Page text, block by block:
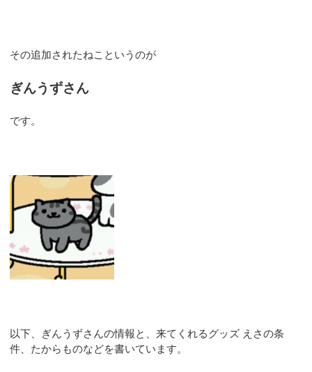
その追加されたねこというのが
ぎんうずさん
です。
以下、ぎんうずさんの情報と、来てくれるグッズ えさの条
件、たからものなどを書いています。